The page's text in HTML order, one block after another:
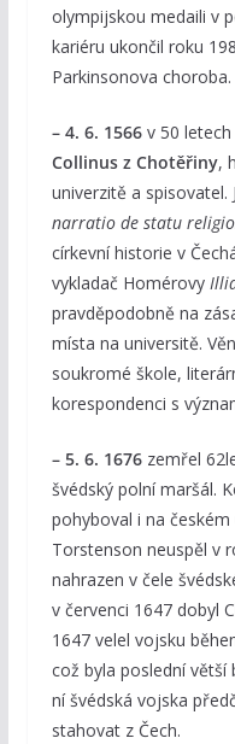
olympijskou medaili v
kariéru ukončil roku
Parkinsonova choroba.
– 4. 6. 1566v 50 letech
Collinus z Chotěřiny,
univerzitě a
narratio de statu
církevní historie v
vykladač Homérovy
pravděpodobně na
místa na universitě.
soukromé škole,
korespondenci s
– 5. 6. 1676zemřel
švédský polní maršál.
pohyboval i na
Torstenson neuspěl v
nahrazen v čele
v červenci 1647 dobyl
1647 velel vojsku
což byla poslední větší
ní švédská vojska
stahovat z Čech.